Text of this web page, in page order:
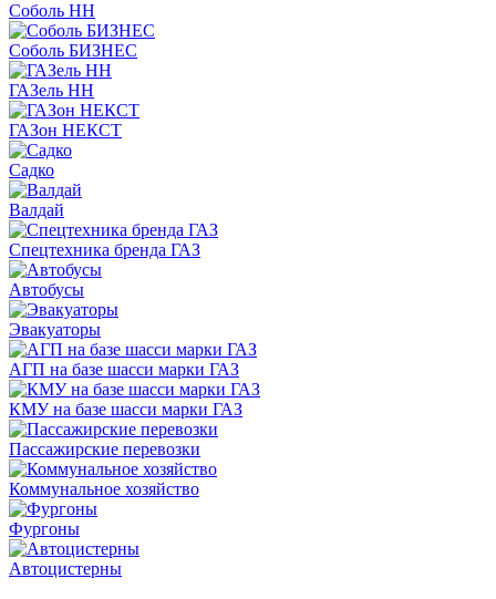
Соболь НН
Соболь БИЗНЕС
ГАЗель НН
ГАЗон НЕКСТ
Садко
Валдай
Спецтехника бренда ГАЗ
Автобусы
Эвакуаторы
АГП на базе шасси марки ГАЗ
КМУ на базе шасси марки ГАЗ
Пассажирские перевозки
Коммунальное хозяйство
Фургоны
Автоцистерны